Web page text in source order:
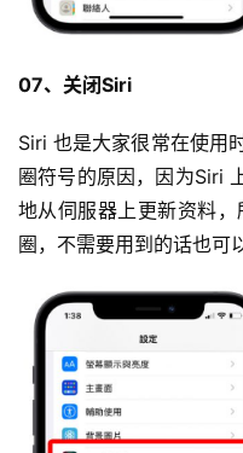
07、关闭Siri
Siri 也是大家很常在使用
圈符号的原因，因为Siri
地从伺服器上更新资料
圈，不需要用到的话也可